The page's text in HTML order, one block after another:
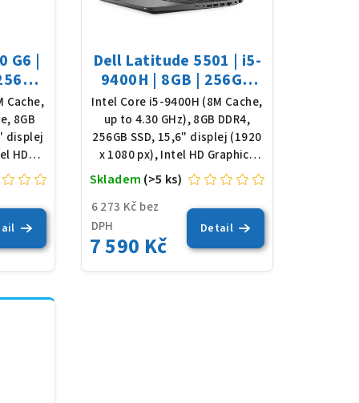
G6 |
Win
Cache,
8GB
displej
HD
Dell Latitude 5501 | i5-
9400H | 8GB | 256GB
SSD | 15,6" FHD | Win
11
Intel Core i5-9400H (8M Cache,
up to 4.30 GHz), 8GB DDR4,
256GB SSD, 15,6" displej (1920
x 1080 px), Intel HD Graphics
630, podsvícená klávesnice,
Win 11 Pro
6 273 Kč bez
DPH
7 590 Kč
Skladem (>5 ks)
Detail